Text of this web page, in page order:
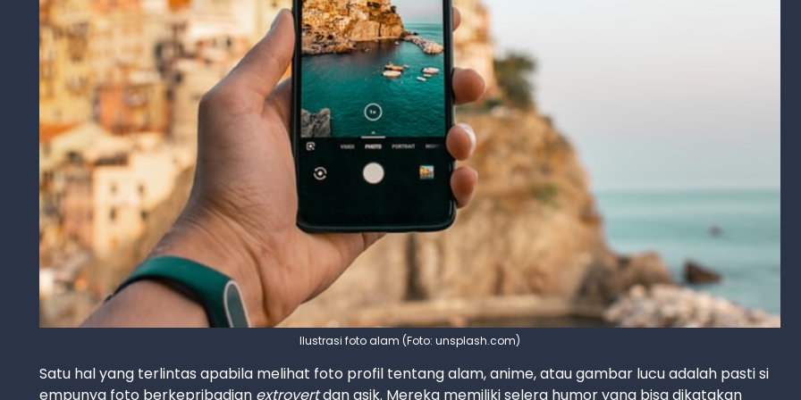
Ilustrasi foto alam (Foto: unsplash.com)
Satu hal yang terlintas apabila melihat foto profil tentang alam, anime, atau gambar lucu adalah pasti si
empunya foto berkepribadian extrovertdan asik. Mereka memiliki selera humor yang bisa dikatakan